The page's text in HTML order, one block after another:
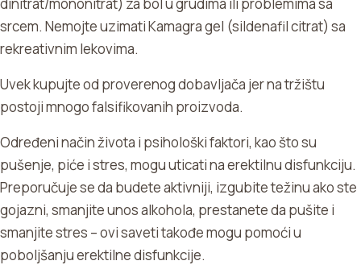
srcem. Nemojte uzimati Kamagra gel (sildenafil citrat) sa
rekreativnim lekovima.
Uvek kupujte od proverenog dobavljača jer na tržištu
postoji mnogo falsifikovanih proizvoda.
Određeni način života i psihološki faktori, kao što su
pušenje, piće i stres, mogu uticati na erektilnu disfunkciju.
Preporučuje se da budete aktivniji, izgubite težinu ako ste
gojazni, smanjite unos alkohola, prestanete da pušite i
smanjite stres – ovi saveti takođe mogu pomoći u
poboljšanju erektilne disfunkcije.